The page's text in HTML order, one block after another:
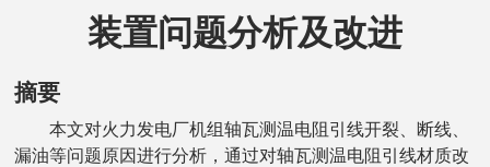
装置问题分析及改进
摘要
本文对火力发电厂机组轴瓦测温电阻引线开裂、断线、
漏油等问题原因进行分析，通过对轴瓦测温电阻引线材质改